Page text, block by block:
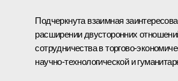
Подчеркнута взаимная
расширении двусторонних
сотрудничества в торгово-
научно-технологической и